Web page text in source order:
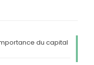
du capital